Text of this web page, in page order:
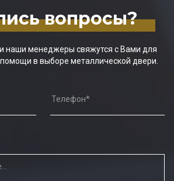
вопросы?
наши менеджеры свяжутся с Вами для
в выборе металлической двери.